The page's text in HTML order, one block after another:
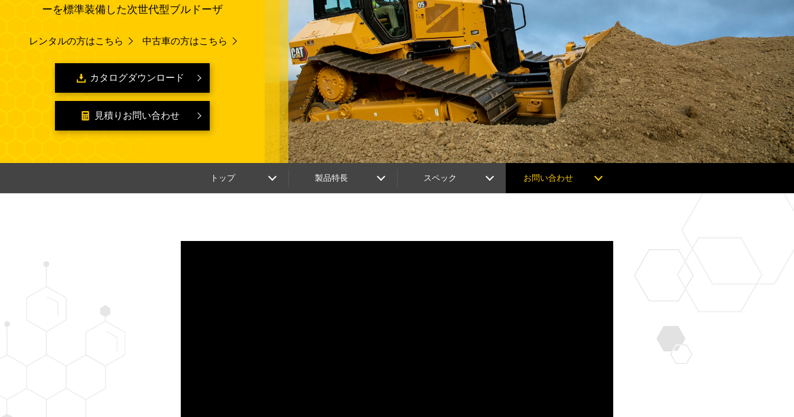
ーを標準装備した次世代型ブルドーザ
レンタルの方はこちら 中古車の方はこちら
カタログダウンロード
見積りお問い合わせ
トップ 製品特長 スペック お問い合わせ